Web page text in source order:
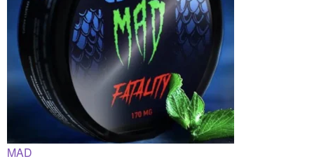
MAD